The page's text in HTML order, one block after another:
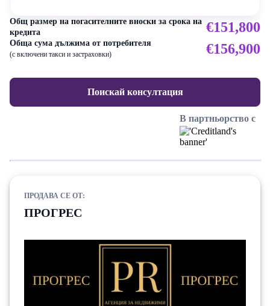
Общ размер на погасителните вноски за срока на
кредита
€151,800
Обща сума дължима от потребителя
(с включени такси и застраховки) €156,900
Поискай консултация
В партньорство с
ПРОДАВА СЕ ОТ:
ПРОГРЕС